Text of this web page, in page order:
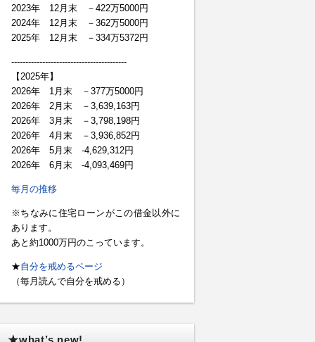
2023年 12月末 －422万5000円
2024年 12月末 －362万5000円
2025年 12月末 －334万5372円
-----------------------------------------
【2025年】
2026年 1月末 －377万5000円
2026年 2月末 －3,639,163円
2026年 3月末 －3,798,198円
2026年 4月末 －3,936,852円
2026年 5月末 -4,629,312円
2026年 6月末 -4,093,469円
毎月の推移
※ちなみに住宅ローンがこの借金以外に
あります。
あと約1000万円のこっています。
★自分を戒めるページ
（毎月読んで自分を戒める）
★what’s new!